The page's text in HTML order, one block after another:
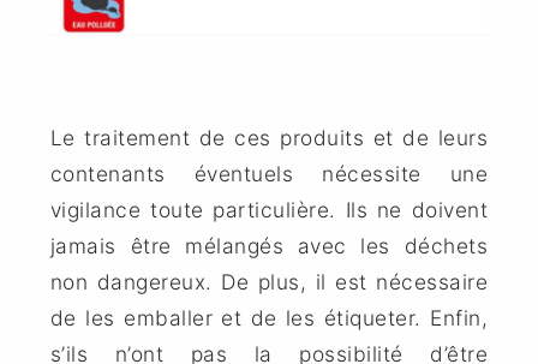
Le traitement de ces produits et de leurs
contenants éventuels nécessite une
vigilance toute particulière. Ils ne doivent
jamais être mélangés avec les déchets
non dangereux. De plus, il est nécessaire
de les emballer et de les étiqueter. Enfin,
s’ils n’ont pas la possibilité d’être